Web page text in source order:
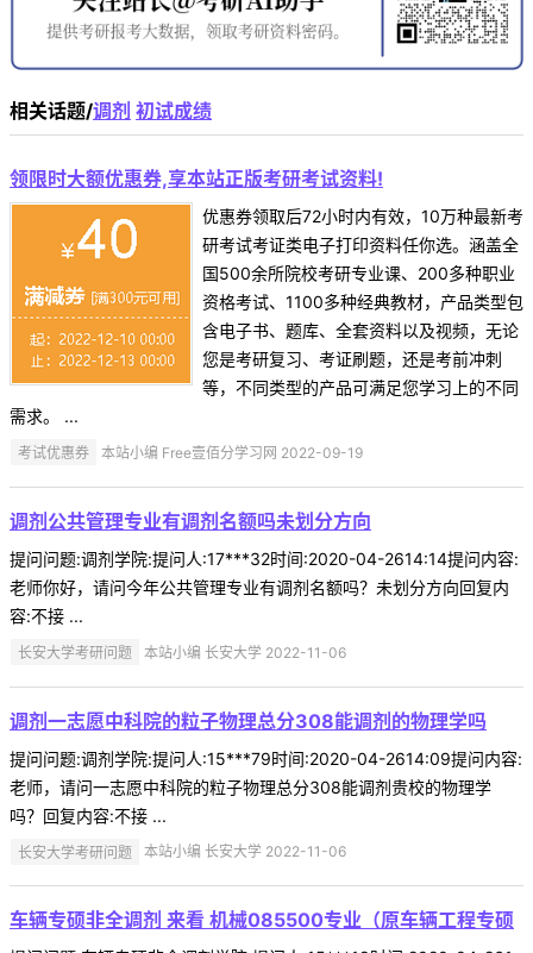
相关话题/调剂 初试成绩
领限时大额优惠券,享本站正版考研考试资料!
优惠券领取后72小时内有效，10万种最新考
研考试考证类电子打印资料任你选。涵盖全
国500余所院校考研专业课、200多种职业
资格考试、1100多种经典教材，产品类型包
含电子书、题库、全套资料以及视频，无论
您是考研复习、考证刷题，还是考前冲刺
等，不同类型的产品可满足您学习上的不同
需求。 ...
考试优惠券 本站小编 Free壹佰分学习网 2022-09-19
调剂公共管理专业有调剂名额吗未划分方向
提问问题:调剂学院:提问人:17***32时间:2020-04-2614:14提问内容:
老师你好，请问今年公共管理专业有调剂名额吗？未划分方向回复内
容:不接 ...
长安大学考研问题 本站小编 长安大学 2022-11-06
调剂一志愿中科院的粒子物理总分308能调剂的物理学吗
提问问题:调剂学院:提问人:15***79时间:2020-04-2614:09提问内容:
老师，请问一志愿中科院的粒子物理总分308能调剂贵校的物理学
吗？回复内容:不接 ...
长安大学考研问题 本站小编 长安大学 2022-11-06
车辆专硕非全调剂 来看 机械085500专业（原车辆工程专硕